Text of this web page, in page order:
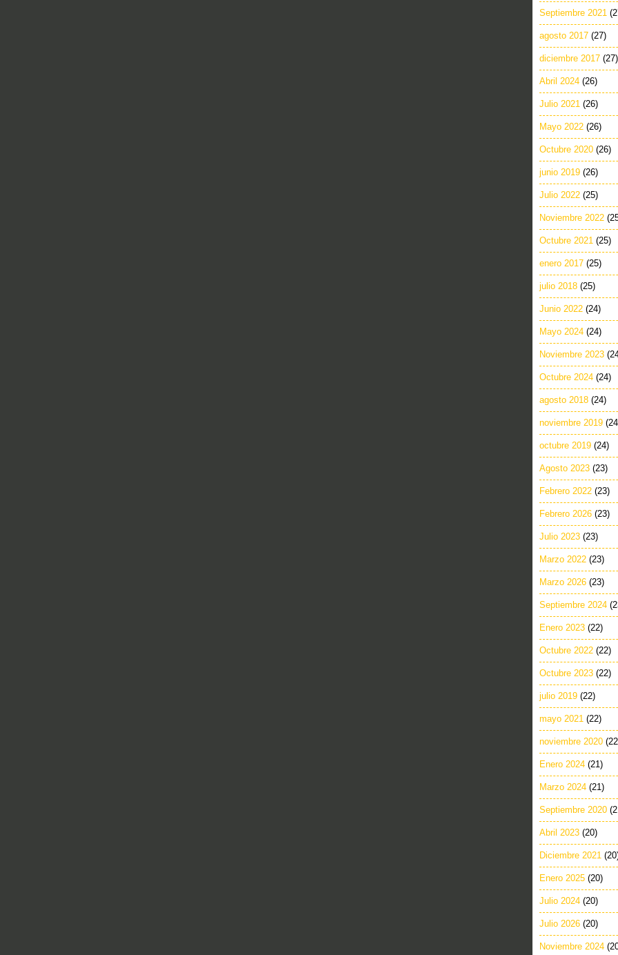
Septiembre 2021
agosto 2017 (27)
diciembre 2017 (27)
Abril 2024 (26)
Julio 2021 (26)
Mayo 2022 (26)
Octubre 2020 (26)
junio 2019 (26)
Julio 2022 (25)
Noviembre 2022
Octubre 2021 (25)
enero 2017 (25)
julio 2018 (25)
Junio 2022 (24)
Mayo 2024 (24)
Noviembre 2023
Octubre 2024 (24)
agosto 2018 (24)
noviembre 2019
octubre 2019 (24)
Agosto 2023 (23)
Febrero 2022 (23)
Febrero 2026 (23)
Julio 2023 (23)
Marzo 2022 (23)
Marzo 2026 (23)
Septiembre 2024
Enero 2023 (22)
Octubre 2022 (22)
Octubre 2023 (22)
julio 2019 (22)
mayo 2021 (22)
noviembre 2020
Enero 2024 (21)
Marzo 2024 (21)
Septiembre 2020
Abril 2023 (20)
Diciembre 2021
Enero 2025 (20)
Julio 2024 (20)
Julio 2026 (20)
Noviembre 2024